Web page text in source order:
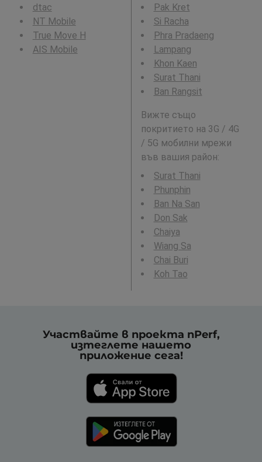
dtac
NT Mobile
True Move H
AIS Mobile
Pak Kret
Si Racha
Phra Pradaeng
Lampang
Khon Kaen
Surat Thani
Ban Rangsit
Вижте също
покритието на 3G / 4G
/ 5G мобилни мрежи
във вашия район:
Surat Thani
Phunphin
Ban Na San
Don Sak
Chaiya
Wiang Sa
Chai Buri
Koh Tao
Участвайте в проекта nPerf,
изтеглете нашето
приложение сега!